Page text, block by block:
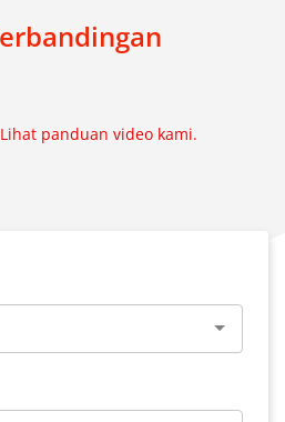
panduan video kami.